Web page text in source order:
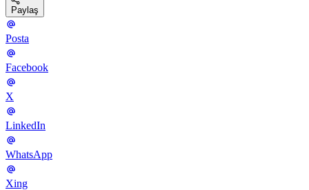
Paylaş
Posta
Facebook
X
LinkedIn
WhatsApp
Xing